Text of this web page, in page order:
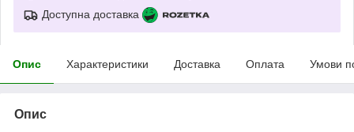
Доступна доставка
Опис Характеристики Доставка Оплата Умови
Опис